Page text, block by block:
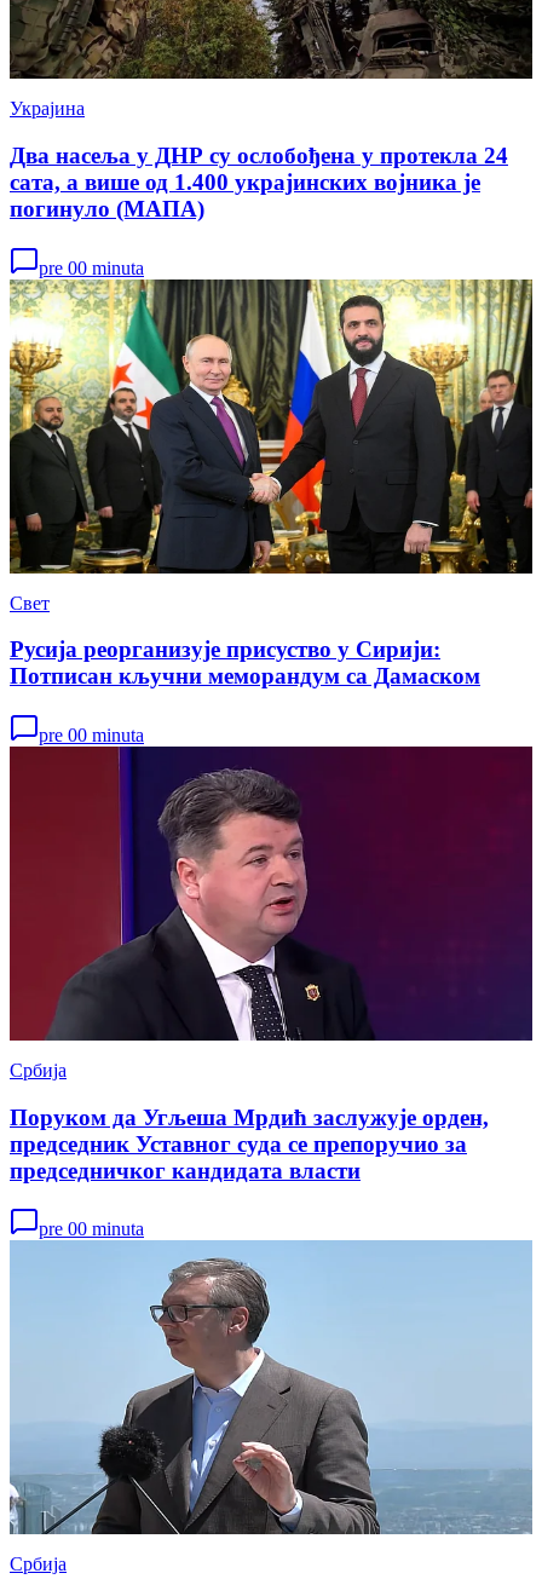
Украјина
Два насеља у ДНР су ослобођена у протекла 24
сата, а више од 1.400 украјинских војника је
погинуло (МАПА)
pre 00 minuta
Свет
Русија реорганизује присуство у Сирији:
Потписан кључни меморандум са Дамаском
pre 00 minuta
Србија
Поруком да Угљеша Мрдић заслужује орден,
председник Уставног суда се препоручио за
председничког кандидата власти
pre 00 minuta
Србија